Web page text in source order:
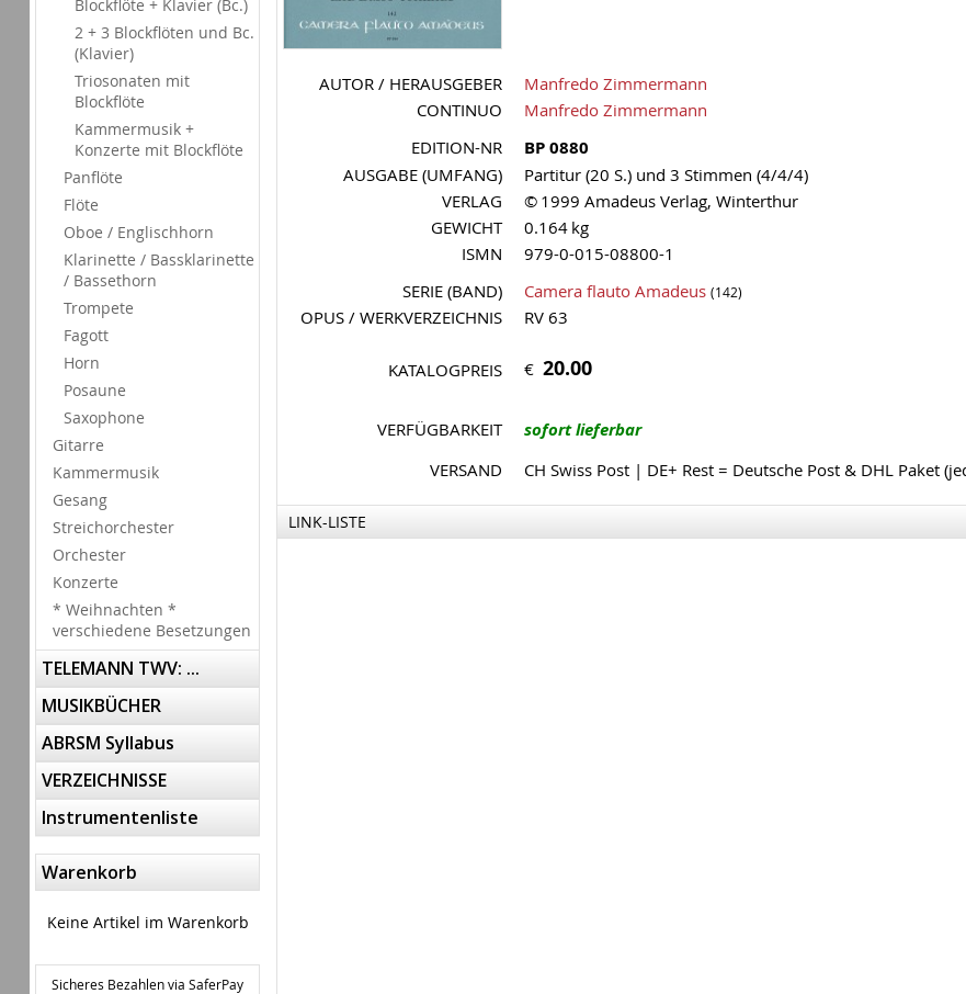
Blockflöte + Klavier (Bc.)
2 + 3 Blockflöten und Bc.
(Klavier)
Triosonaten mit
Blockflöte
Kammermusik +
Konzerte mit Blockflöte
Panflöte
Flöte
Oboe / Englischhorn
Klarinette / Bassklarinette
/ Bassethorn
Trompete
Fagott
Horn
Posaune
Saxophone
Gitarre
Kammermusik
Gesang
Streichorchester
Orchester
Konzerte
* Weihnachten *
verschiedene Besetzungen
TELEMANN TWV: ...
MUSIKBÜCHER
ABRSM Syllabus
VERZEICHNISSE
Instrumentenliste
Warenkorb
Keine Artikel im Warenkorb
Sicheres Bezahlen via SaferPay
AUTOR / HERAUSGEBER
Manfredo Zimmermann
CONTINUO
Manfredo Zimmermann
EDITION-NR
BP 0880
AUSGABE (UMFANG)
Partitur (20 S.) und 3 Stimmen (4/4/4)
VERLAG
© 1999 Amadeus Verlag, Winterthur
GEWICHT
0.164 kg
ISMN
979-0-015-08800-1
SERIE (BAND)
Camera flauto Amadeus (142)
OPUS / WERKVERZEICHNIS
RV 63
KATALOGPREIS € 20.00
VERFÜGBARKEIT sofort lieferbar
VERSAND CH Swiss Post | DE+ Rest = Deutsche Post & DHL Paket
LINK-LISTE